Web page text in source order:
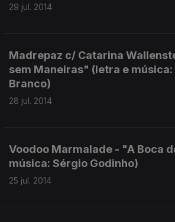
29 jul. 2014
Madrepaz c/ Catarina
sem Maneiras" (letra e
Branco)
28 jul. 2014
Voodoo Marmalade - "A Boca
música: Sérgio Godinho)
25 jul. 2014